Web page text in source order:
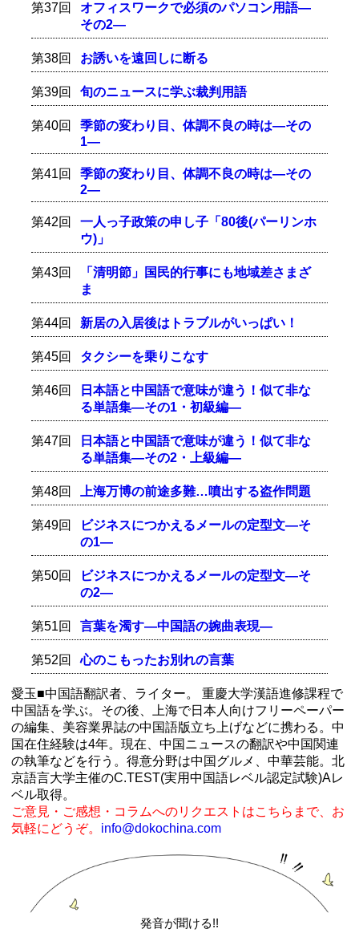
第37回
オフィスワークで必須のパソコン用語―
その2―
第38回 お誘いを遠回しに断る
第39回 旬のニュースに学ぶ裁判用語
第40回
季節の変わり目、体調不良の時は―その
1―
第41回
季節の変わり目、体調不良の時は―その
2―
第42回
一人っ子政策の申し子「80後(パーリンホ
ウ)」
第43回
「清明節」国民的行事にも地域差さまざ
ま
第44回 新居の入居後はトラブルがいっぱい！
第45回 タクシーを乗りこなす
第46回
日本語と中国語で意味が違う！似て非な
る単語集―その1・初級編―
第47回
日本語と中国語で意味が違う！似て非な
る単語集―その2・上級編―
第48回 上海万博の前途多難…噴出する盗作問題
第49回
ビジネスにつかえるメールの定型文―そ
の1―
第50回
ビジネスにつかえるメールの定型文―そ
の2―
第51回 言葉を濁す―中国語の婉曲表現―
第52回 心のこもったお別れの言葉
愛玉■中国語翻訳者、ライター。 重慶大学漢語進修課程で
中国語を学ぶ。その後、上海で日本人向けフリーペーパー
の編集、美容業界誌の中国語版立ち上げなどに携わる。中
国在住経験は4年。現在、中国ニュースの翻訳や中国関連
の執筆などを行う。得意分野は中国グルメ、中華芸能。北
京語言大学主催のC.TEST(実用中国語レベル認定試験)Aレ
ベル取得。
ご意見・ご感想・コラムへのリクエストはこちらまで、お
気軽にどうぞ。 info@dokochina.com
発音が聞ける!!